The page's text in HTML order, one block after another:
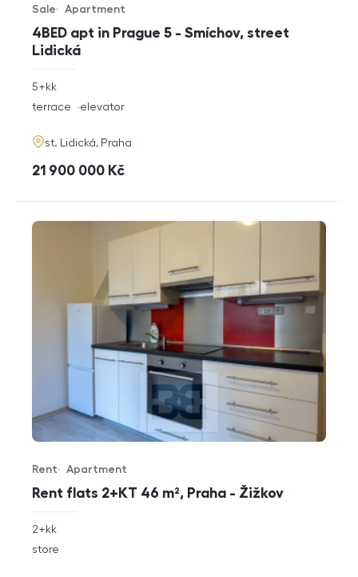
4BED apt in Prague 5 - Smíchov, street
Lidická
Offer type
Sale
Property type
Apartment
rozměry
disposition
5+kk
funkce
terrace elevator
adresa
st. Lidická, Praha
cena
21 900 000 Kč
Rent flats 2+KT 46 m², Praha - Žižkov
Offer type
Rent
Property type
Apartment
rozměry
disposition
2+kk
funkce
store